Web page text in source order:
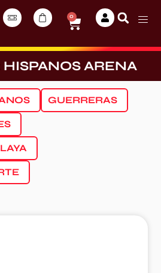
0
ARENA
GUERRERAS